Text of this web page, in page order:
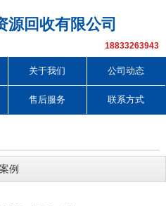
源回收有限公司
18833263943
关于我们 公司动态
售后服务 联系方式
例